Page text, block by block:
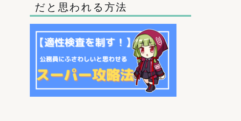
だと思われる方法